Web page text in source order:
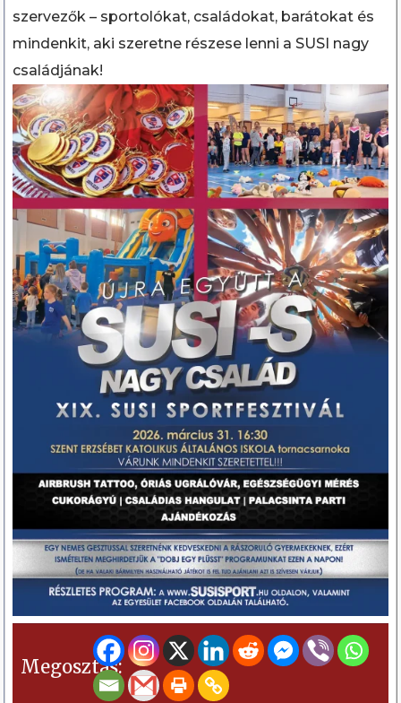
szervezők – sportolókat, családokat, barátokat és
mindenkit, aki szeretne részese lenni a SUSI nagy
családjának!
Megosztás: